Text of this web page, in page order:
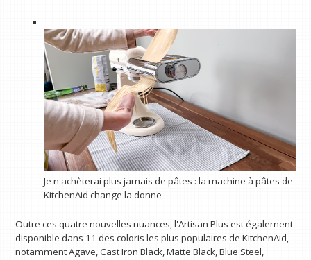
Je n'achèterai plus jamais de pâtes : la machine à pâtes de
KitchenAid change la donne
Outre ces quatre nouvelles nuances, l'Artisan Plus est également
disponible dans 11 des coloris les plus populaires de KitchenAid,
notamment Agave, Cast Iron Black, Matte Black, Blue Steel,